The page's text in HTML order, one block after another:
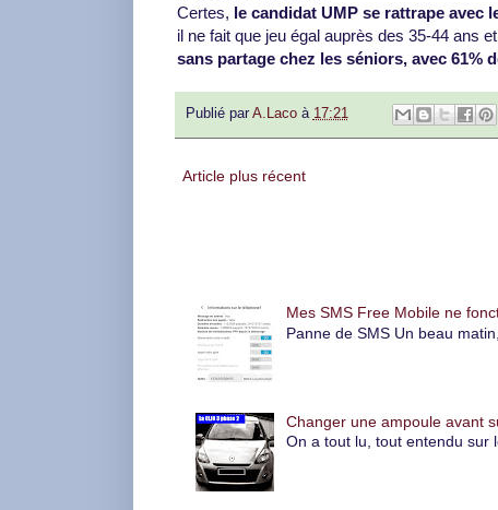
Certes, le candidat UMP se rattrape avec
il ne fait que jeu égal auprès des 35-44 ans
sans partage chez les séniors, avec 61%
Publié par A.Laco à 17:21
Article plus récent
Mes SMS Free Mobile ne
Panne de SMS Un beau
Changer une ampoule avant
On a tout lu, tout entendu sur